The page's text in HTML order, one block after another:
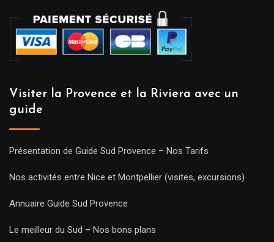
Visiter la Provence et la Riviera avec un
guide
Présentation de Guide Sud Provence – Nos Tarifs
Nos activités entre Nice et Montpellier (visites, excursions)
Annuaire Guide Sud Provence
Le meilleur du Sud – Nos bons plans